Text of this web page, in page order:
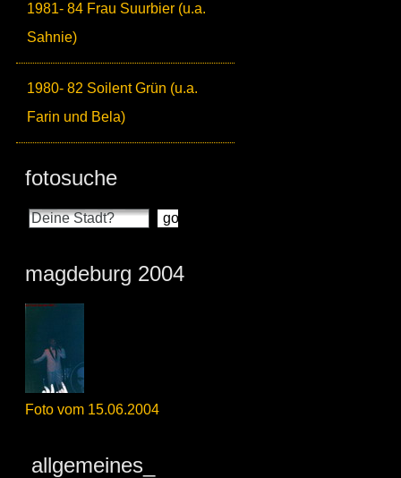
1981- 84 Frau Suurbier (u.a.
Sahnie)
1980- 82 Soilent Grün (u.a.
Farin und Bela)
fotosuche
magdeburg 2004
Foto vom 15.06.2004
allgemeines_